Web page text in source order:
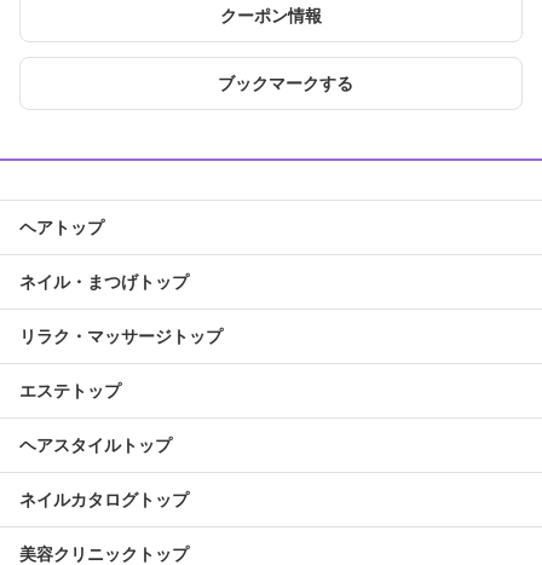
クーポン情報
ブックマークする
ヘアトップ
ネイル・まつげトップ
リラク・マッサージトップ
エステトップ
ヘアスタイルトップ
ネイルカタログトップ
美容クリニックトップ